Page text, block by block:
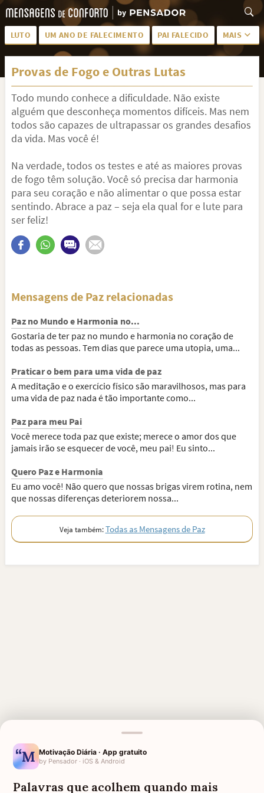
LUTO UM ANO DE FALECIMENTO PAI FALECIDO MAIS
LUTO PARA AMIGA PALAVRAS
SAUDADES DA MÃE
PÊSAMES PARA AMIGA DESCANSE EM PAZ
MEUS SENTIMENTOS PÊSAMES PARA AMIGO
FRASES DE LUTO PARA AMIGO
TODAS AS CATEGORIAS
Provas de Fogo e Outras Lutas
Todo mundo conhece a dificuldade. Não existe
alguém que desconheça momentos difíceis. Mas nem
todos são capazes de ultrapassar os grandes desafios
da vida. Mas você é!
Na verdade, todos os testes e até as maiores provas
de fogo têm solução. Você só precisa dar harmonia
para seu coração e não alimentar o que possa estar
sentindo. Abrace a paz – seja ela qual for e lute para
ser feliz!
Mensagens de Paz relacionadas
Paz no Mundo e Harmonia no...
Gostaria de ter paz no mundo e harmonia no coração de
todas as pessoas. Tem dias que parece uma utopia, uma...
Praticar o bem para uma vida de paz
A meditação e o exercício físico são maravilhosos, mas para
uma vida de paz nada é tão importante como...
Paz para meu Pai
Você merece toda paz que existe; merece o amor dos que
jamais irão se esquecer de você, meu pai! Eu sinto...
Quero Paz e Harmonia
Eu amo você! Não quero que nossas brigas virem rotina, nem
que nossas diferenças deteriorem nossa...
Veja também:Todas as Mensagens de Paz
Motivação Diária · App gratuito
by Pensador · iOS & Android
Palavras que acolhem quando mais